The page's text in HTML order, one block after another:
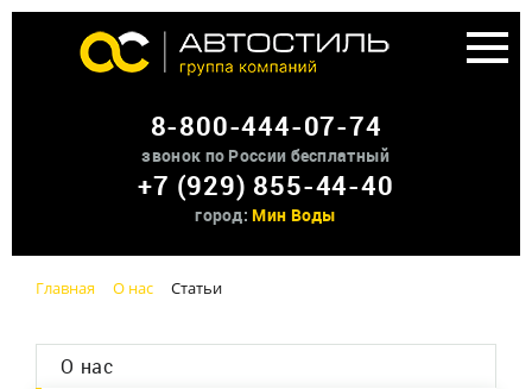
Аренда доп оборудования
О нас
Контакты
8-800-444-07-74
звонок по России бесплатный
+7 (929) 855-44-40
город: Мин Воды
Главная О нас Статьи
О нас